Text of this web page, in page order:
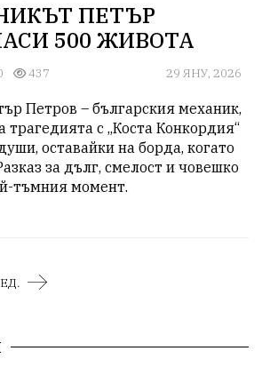
ПЕТЪР
500 ЖИВОТА
437 29 ЯНУ, 2026
Петров – българския механик,
трагедията с „Коста Конкордия“
оставайки на борда, когато
за дълг, смелост и човешко
тъмния момент.